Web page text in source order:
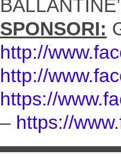
SPONSORI:
http://
http://
https://
– https://